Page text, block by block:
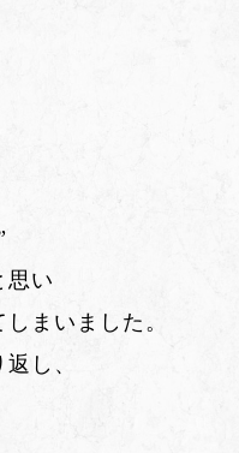
思い
まいました。
し、